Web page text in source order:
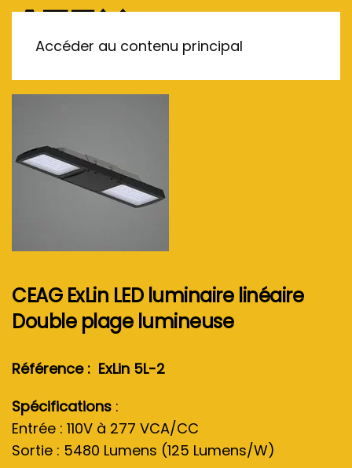
Accéder au contenu principal
CEAG ExLin LED luminaire linéaire
Double plage lumineuse
Référence : ExLin 5L-2
Spécifications :
Entrée : 110V à 277 VCA/CC
Sortie : 5480 Lumens (125 Lumens/W)